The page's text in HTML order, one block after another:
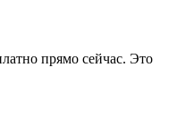
прямо сейчас. Это